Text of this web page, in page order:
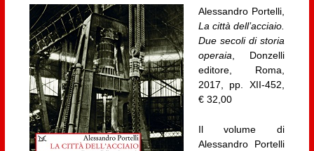
Alessandro Portelli,
La città dell’acciaio.
Due secoli di storia
operaia , Donzelli
editore, Roma,
2017, pp. XII-452,
€ 32,00
Il volume di
Alessandro Portelli